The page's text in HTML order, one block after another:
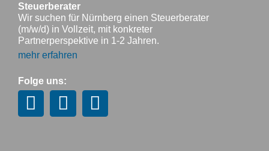
Steuerberater
Wir suchen für Nürnberg einen Steuerberater
(m/w/d) in Vollzeit, mit konkreter
Partnerperspektive in 1-2 Jahren.
mehr erfahren
Folge uns: